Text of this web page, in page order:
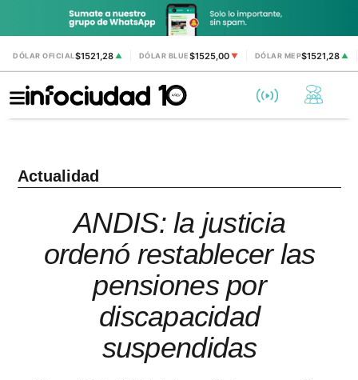
DÓLAR OFICIAL$1521,28 ▲ DÓLAR BLUE$1525,00 ▼ DÓLAR MEP$1521,28▲
Actualidad
ANDIS: la justicia
ordenó restablecer las
pensiones por
discapacidad
suspendidas